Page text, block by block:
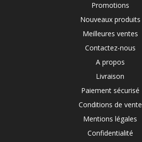
Promotions
Nouveaux produits
Meilleures ventes
Contactez-nous
A propos
Livraison
Paiement sécurisé
Conditions de vente
Mentions légales
Confidentialité